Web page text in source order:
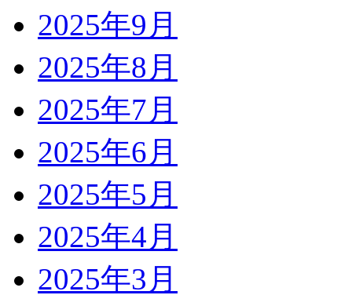
2025年9月
2025年8月
2025年7月
2025年6月
2025年5月
2025年4月
2025年3月